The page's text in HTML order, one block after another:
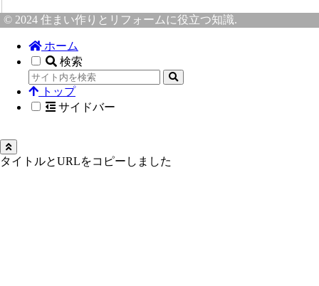
© 2024 住まい作りとリフォームに役立つ知識.
ホーム
検索
トップ
サイドバー
タイトルとURLをコピーしました